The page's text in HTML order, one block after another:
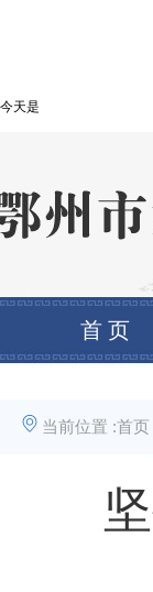
今天是
首 页
当前位置 :首页